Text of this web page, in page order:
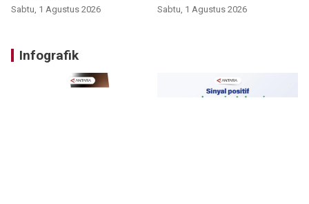
Sabtu, 1 Agustus 2026 Sabtu, 1 Agustus 2026
Infografik